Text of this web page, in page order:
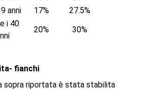
anni
17%
27.5%
i 40
20% 30%
fianchi
sopra riportata è stata stabilita